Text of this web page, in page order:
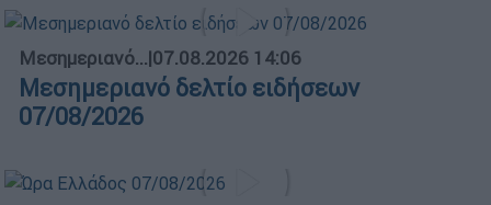
Μεσημεριανό...|07.08.2026 14:06
Μεσημεριανό δελτίο ειδήσεων
07/08/2026